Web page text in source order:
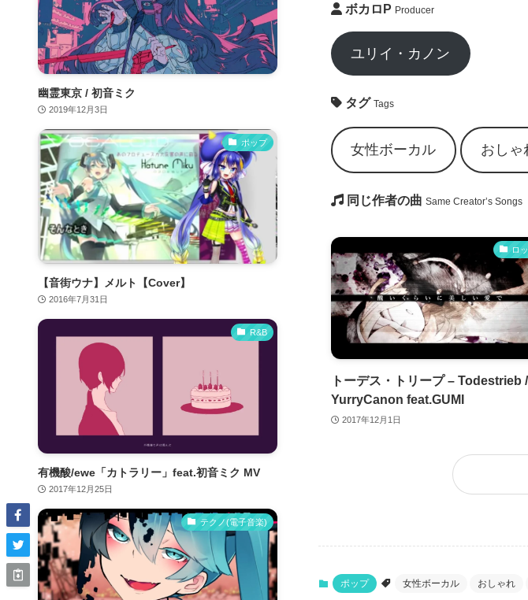
ボカロP Producer
ユリイ・カノン
タグ Tags
女性ボーカル おしゃ
同じ作者の曲 Same Creator’s Songs
ロ
トーデス・トリープ – Todestrieb /
YurryCanon feat.GUMI
2017年12月1日
ポップ 女性ボーカル おしゃれ
幽霊東京 / 初音ミク
2019年12月3日
ポップ
【音街ウナ】メルト【Cover】
2016年7月31日
R&B
有機酸/ewe「カトラリー」feat.初音ミク MV
2017年12月25日
テクノ(電子音楽)